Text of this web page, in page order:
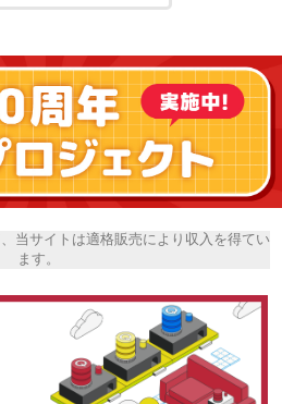
当サイトは適格販売により収入を得てい
ます。